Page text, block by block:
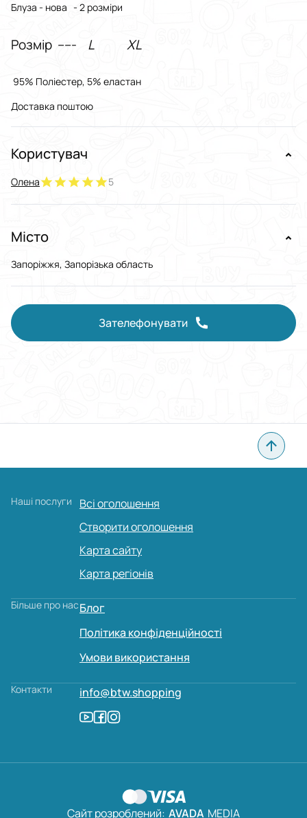
Блуза - нова - 2 розміри
Розмір ----- L XL
95% Поліестер, 5% еластан
Доставка поштою
Користувач
Олена 5
Місто
Запоріжжя, Запорізька область
Зателефонувати
Наші послуги
Всі оголошення
Створити оголошення
Карта сайту
Карта регіонів
Більше про насБлог
Політика конфіденційності
Умови використання
Контакти info@btw.shopping
Сайт розроблений: AVADA MEDIA